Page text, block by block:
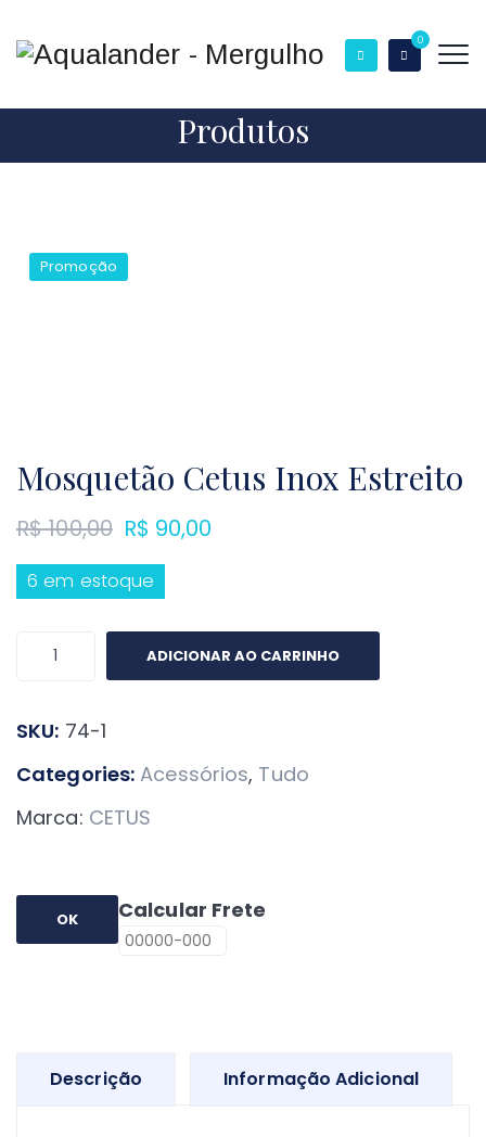
0
Produtos
Promoção
Mosquetão Cetus Inox Estreito
R$100,00 O
original
R$ 100,00.
R$ 90,00
R$ 90,00.
6 em estoque
Mosquetão
Estreito
quantidade
ADICIONAR AO CARRINHO
SKU: 74-1
Categories: Acessórios, Tudo
Marca: CETUS
Calcular Frete
OK
Descrição Informação Adicional